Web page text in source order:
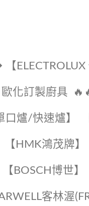
ELECTROLUX
化訂製廚具
口爐/快速爐】
【HMK鴻茂牌】
【BOSCH博世】
客林渥